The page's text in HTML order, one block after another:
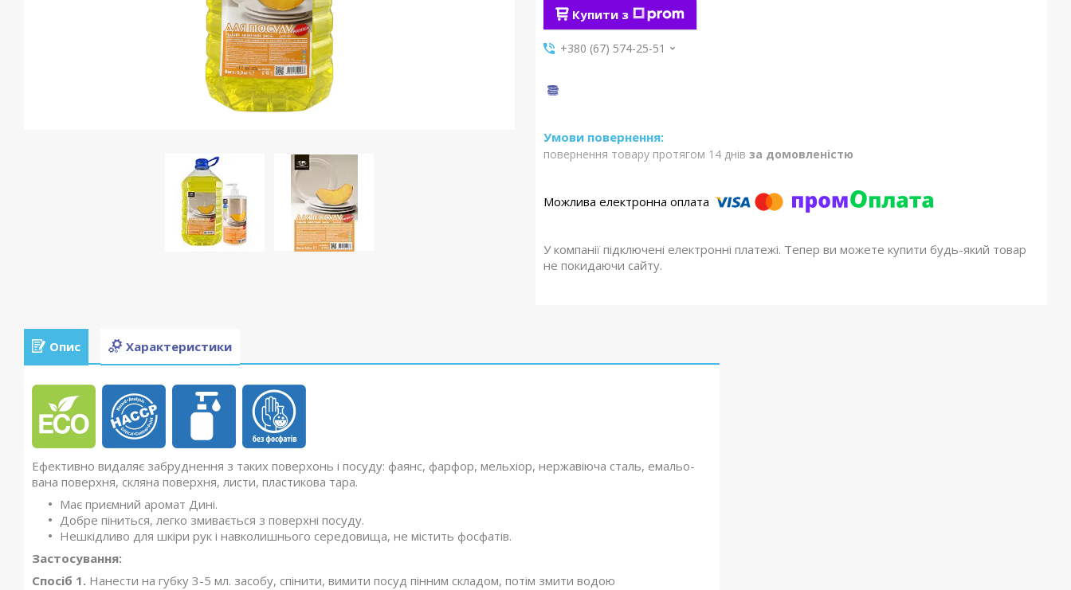
Купити з
+380 (67) 574-25-51
повернення товару протягом 14 днів за домовленістю
У компанії підключені електронні платежі. Тепер ви можете купити будь-який товар
не покидаючи сайту.
Опис Характеристики
Ефективно видаляє забруднення з таких поверхонь і посуду: фаянс, фарфор, мельхіор, нержавіюча сталь, емальо­
вана поверхня, скляна поверхня, листи, пластикова тара.
Має приємний аромат Дині.
Добре піниться, легко змивається з поверхні посуду.
Нешкідливо для шкіри рук і навколишнього середовища, не містить фосфатів.
Застосування:
Спосіб 1. Нанести на губку 3-5 мл. засобу, спінити, вимити посуд пінним складом, потім змити водою